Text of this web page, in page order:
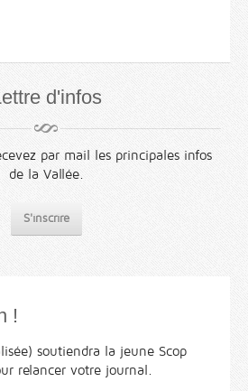
d'infos
par mail les principales infos
de la Vallée.
S'inscrire
!
soutiendra la jeune Scop
relancer votre journal.